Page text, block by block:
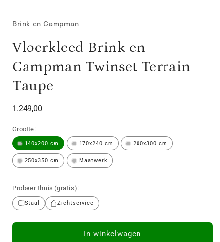
Brink en Campman
Vloerkleed Brink en
Campman Twinset Terrain
Taupe
Normale
1.249,00
Grootte:
140x200 cm 170x240 cm 200x300 cm
250x350 cm Maatwerk
Probeer thuis (gratis):
Staal Zichtservice
In winkelwagen